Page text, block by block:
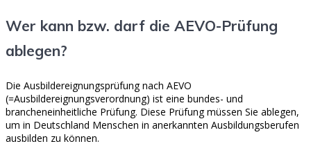
Wer kann bzw. darf die AEVO-Prüfung
ablegen?
Die Ausbildereignungsprüfung nach AEVO
(=Ausbildereignungsverordnung) ist eine bundes- und
brancheneinheitliche Prüfung. Diese Prüfung müssen Sie ablegen,
um in Deutschland Menschen in anerkannten Ausbildungsberufen
ausbilden zu können.